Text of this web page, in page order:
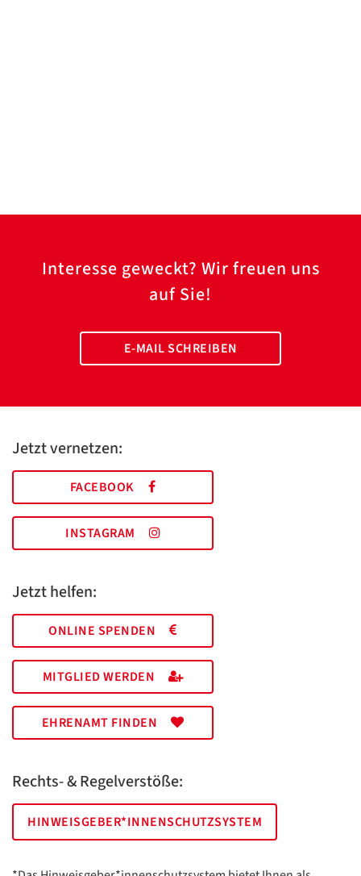
Interesse geweckt? Wir freuen uns
auf Sie!
E-MAIL SCHREIBEN
Jetzt vernetzen:
FACEBOOK
INSTAGRAM
Jetzt helfen:
ONLINE SPENDEN
MITGLIED WERDEN
EHRENAMT FINDEN
Rechts- & Regelverstöße:
HINWEISGEBER*INNENSCHUTZSYSTEM